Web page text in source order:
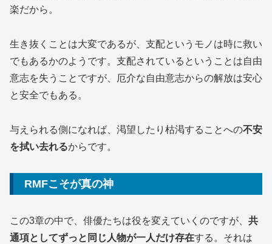
楽だから。
生き抜くことは大変であるが、支配というモノは時に救い
でもあるかのようです。支配されているということは自由
意志を失うことですが、厄介な自由意志からの解放は安心
と安全でもある。
与えられる側になれば、渇望したり枯渇することへの不安
を拭い去れるからです。
RMFこそが真の神
この3章の中で、俳優たちは役を変えていくのですが、 共
通項としてずっと同じ人物が一人だけ存在する。それは